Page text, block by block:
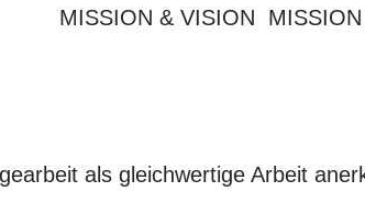
MISSION & VISION
als gleichwertige Arbeit